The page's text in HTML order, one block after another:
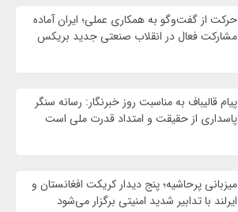
حرکت از گفت‌وگو به همکاری عملی؛ ایران آماده
مشارکت فعال در انقلاب صنعتی جدید بریکس
پیام قالیباف به مناسبت روز خبرنگار: رسانه سنگر
پاسداری از حقیقت و امتداد قدرت ملی است
میزبانی پرحاشیه؛ پنج دیدار کریکت افغانستان و
ایرلند با تدابیر شدید امنیتی برگزار می‌شود